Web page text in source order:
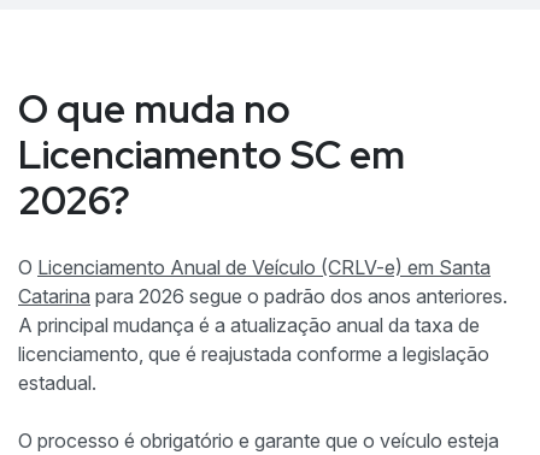
O que muda no
Licenciamento SC em
2026?
O Licenciamento Anual de Veículo (CRLV-e) em Santa
Catarina para 2026 segue o padrão dos anos anteriores.
A principal mudança é a atualização anual da taxa de
licenciamento, que é reajustada conforme a legislação
estadual.
O processo é obrigatório e garante que o veículo esteja